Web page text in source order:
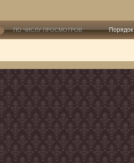
ПО ЧИСЛУ ПРОСМОТРОВ Порядок